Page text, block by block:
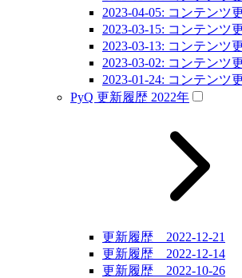
2023-04-05: コンテンツ
2023-03-15: コンテンツ
2023-03-13: コンテンツ
2023-03-02: コンテンツ
2023-01-24: コンテンツ
PyQ 更新履歴 2022年
更新履歴 2022-12-21
更新履歴 2022-12-14
更新履歴 2022-10-26